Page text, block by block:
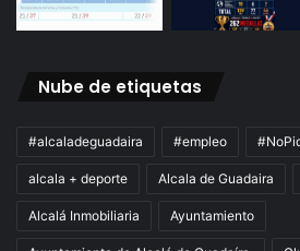
Nube de etiquetas
#alcaladeguadaira #empleo
alcala + deporte Alcala de Guadaira
Alcalá Inmobiliaria Ayuntamiento